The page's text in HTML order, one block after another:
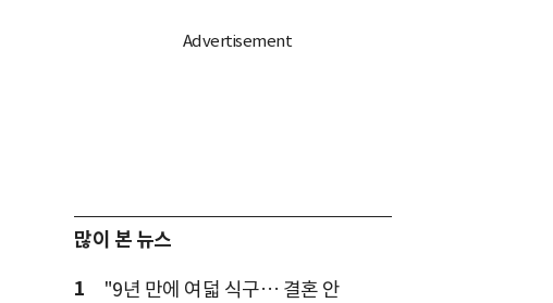
많이 본 뉴스
1
"9년 만에 여덟 식구… 결혼 안